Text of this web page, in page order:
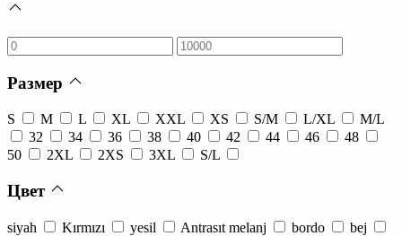
Размер
S M L XL XXL XS S/M L/XL
M/L
32
34 36 38 40 42 44 46
48
50
2XL 2XS 3XL S/L
Цвет
siyah Kırmızı yesil Antrasıt melanj bordo
bej